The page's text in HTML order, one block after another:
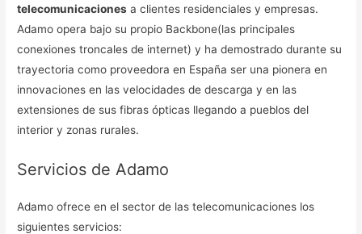
telecomunicaciones a clientes residenciales y empresas.
Adamo opera bajo su propio Backbone(las principales
conexiones troncales de internet) y ha demostrado durante su
trayectoria como proveedora en España ser una pionera en
innovaciones en las velocidades de descarga y en las
extensiones de sus fibras ópticas llegando a pueblos del
interior y zonas rurales.
Servicios de Adamo
Adamo ofrece en el sector de las telecomunicaciones los
siguientes servicios: